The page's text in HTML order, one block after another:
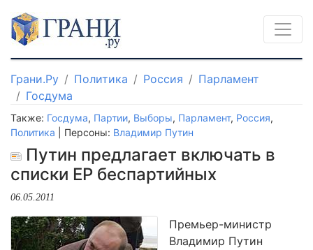
Грани.Ру Политика Россия
Парламент
Госдума
Также: Госдума, Партии, Выборы, Парламент, Россия,
Политика | Персоны: Владимир Путин
Путин предлагает включать в
списки ЕР беспартийных
06.05.2011
Премьер-министр
Владимир Путин